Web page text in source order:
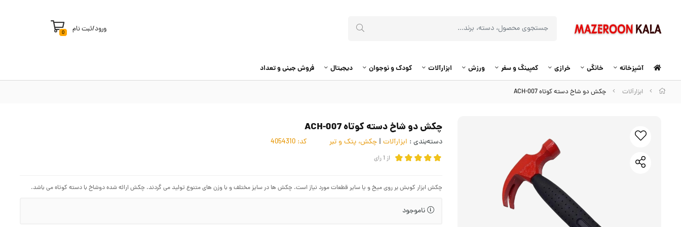
ورود/ثبت نام 0
آشپزخانه خانگی خرازی کمپینگ و سفر ورزش ابزارآلات کودک و نوجوان دیجیتال فروش جینی و تعداد
ابزارآلات چکش دو شاخ دسته کوتاه ACH-007
چکش دو شاخ دسته کوتاه ACH-007
دسته‌بندی : ابزارآلات | چکش، پتک و تبر کد:
از 1رای
چکش ابزار کوبش بر روی میخ و یا سایر قطعات مورد نیاز است. چکش ها در سایز مختلف و با وزن های متنوع تولید می گردند. چکش ارائه شده دوشاخ با دسته کوتاه می باشد.
ناموجود